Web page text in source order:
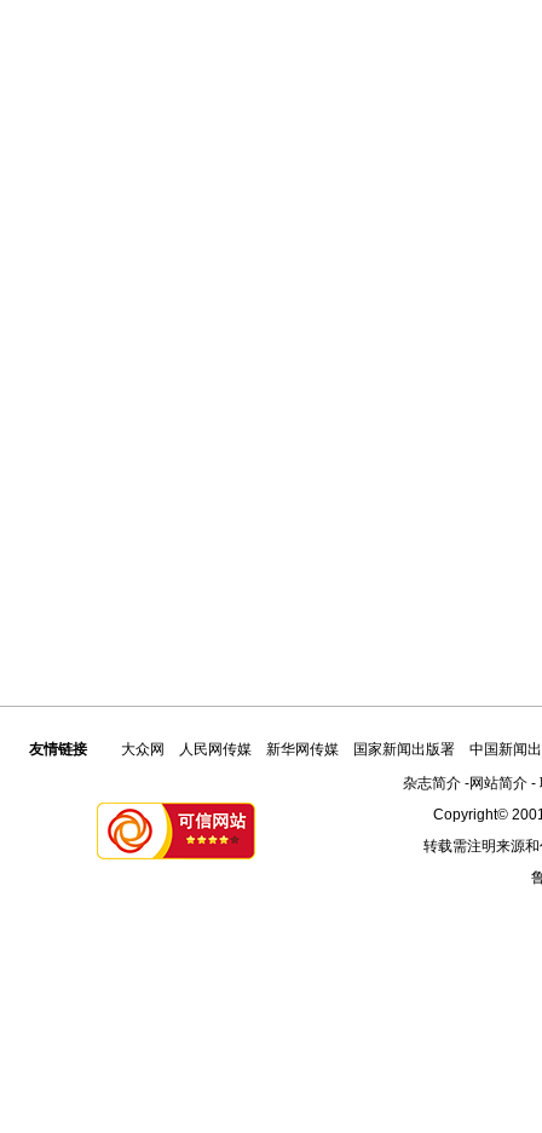
友情链接 大众网 人民网传媒 新华网传媒 国家新闻出版署
中国新闻
杂志简介-网站简介-
Copyright©
转载需注明来源